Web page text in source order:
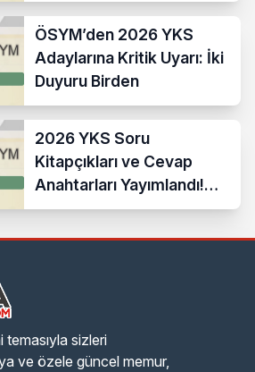
ÖSYM’den 2026 YKS
Adaylarına Kritik Uyarı: İki
Duyuru Birden
2026 YKS Soru
Kitapçıkları ve Cevap
Anahtarları Yayımlandı!
ÖSYM Erişime Açtı
sizleri
ve özele güncel memur,